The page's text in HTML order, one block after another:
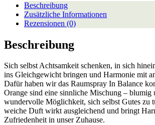
Beschreibung
Zusätzliche Informationen
Rezensionen (0)
Beschreibung
Sich selbst Achtsamkeit schenken, in sich
ins Gleichgewicht bringen und Harmonie mit
Dafür haben wir das Raumspray In Balance
Orange sind eine sinnliche Mischung – blumig
wundervolle Möglichkeit, sich selbst Gutes zu
weiche Duft wirkt ausgleichend und bringt
Zufriedenheit in unser Zuhause.